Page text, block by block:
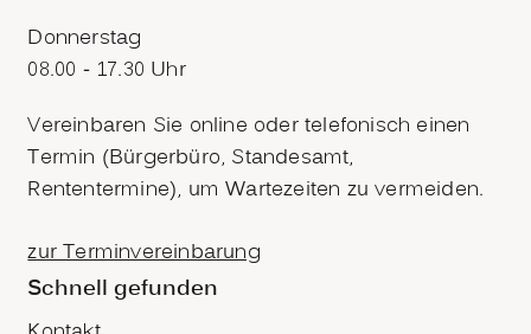
Donnerstag
08.00 - 17.30 Uhr
Vereinbaren Sie online oder telefonisch einen
Termin (Bürgerbüro, Standesamt,
Rententermine), um Wartezeiten zu vermeiden.
zur Terminvereinbarung
Schnell gefunden